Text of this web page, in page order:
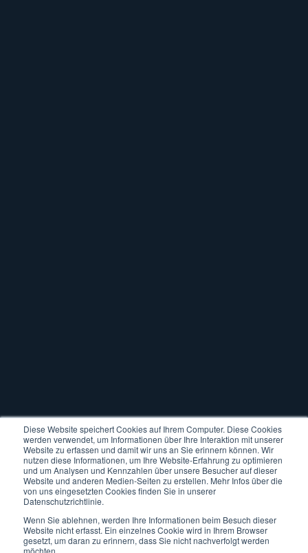
Diese Website speichert Cookies auf Ihrem Computer. Diese Cookies
werden verwendet, um Informationen über Ihre Interaktion mit unserer
Website zu erfassen und damit wir uns an Sie erinnern können. Wir
nutzen diese Informationen, um Ihre Website-Erfahrung zu optimieren
und um Analysen und Kennzahlen über unsere Besucher auf dieser
Website und anderen Medien-Seiten zu erstellen. Mehr Infos über die
von uns eingesetzten Cookies finden Sie in unserer
Datenschutzrichtlinie.
Wenn Sie ablehnen, werden Ihre Informationen beim Besuch dieser
Website nicht erfasst. Ein einzelnes Cookie wird in Ihrem Browser
gesetzt, um daran zu erinnern, dass Sie nicht nachverfolgt werden
möchten.